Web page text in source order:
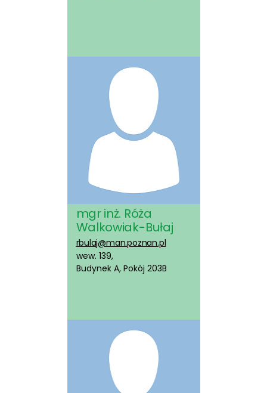
mgr inż. Róża
Walkowiak-Bułaj
rbulaj@man.poznan.pl
wew. 139,
Budynek A, Pokój 203B